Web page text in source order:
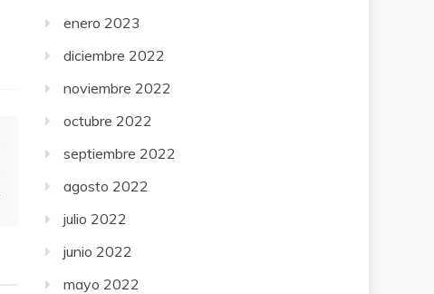
enero 2023
diciembre 2022
noviembre 2022
octubre 2022
septiembre 2022
agosto 2022
julio 2022
junio 2022
mayo 2022